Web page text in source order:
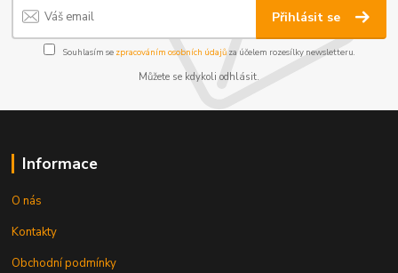
Přihlásit se
Souhlasím se zpracováním osobních údajůza účelem rozesílky newsletteru.
Můžete se kdykoli odhlásit.
Informace
O nás
Kontakty
Obchodní podmínky